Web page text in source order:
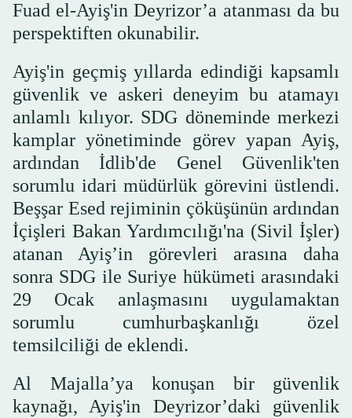
Fuad el-Ayiş'in Deyrizor’a atanması da bu
perspektiften okunabilir.
Ayiş'in geçmiş yıllarda edindiği kapsamlı
güvenlik ve askeri deneyim bu atamayı
anlamlı kılıyor. SDG döneminde merkezi
kamplar yönetiminde görev yapan Ayiş,
ardından İdlib'de Genel Güvenlik'ten
sorumlu idari müdürlük görevini üstlendi.
Beşşar Esed rejiminin çöküşünün ardından
İçişleri Bakan Yardımcılığı'na (Sivil İşler)
atanan Ayiş’in görevleri arasına daha
sonra SDG ile Suriye hükümeti arasındaki
29 Ocak anlaşmasını uygulamaktan
sorumlu cumhurbaşkanlığı özel
temsilciliği de eklendi.
Al Majalla’ya konuşan bir güvenlik
kaynağı, Ayiş'in Deyrizor’daki güvenlik